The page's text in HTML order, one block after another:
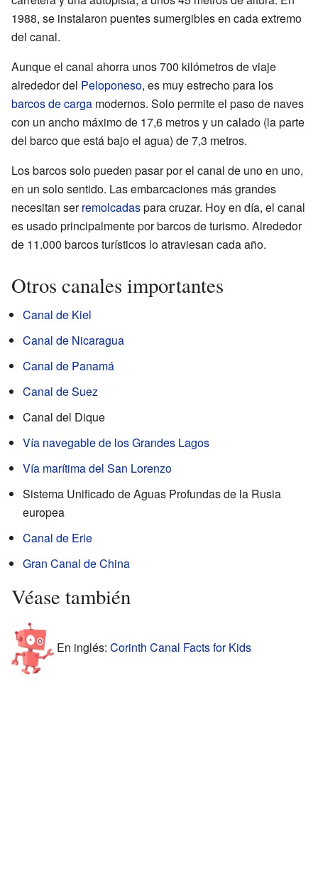
1988, se instalaron puentes sumergibles en cada extremo
del canal.
Aunque el canal ahorra unos 700 kilómetros de viaje
alrededor del Peloponeso, es muy estrecho para los
barcos de carga modernos. Solo permite el paso de naves
con un ancho máximo de 17,6 metros y un calado (la parte
del barco que está bajo el agua) de 7,3 metros.
Los barcos solo pueden pasar por el canal de uno en uno,
en un solo sentido. Las embarcaciones más grandes
necesitan serremolcadaspara cruzar. Hoy en día, el canal
es usado principalmente por barcos de turismo. Alrededor
de 11.000 barcos turísticos lo atraviesan cada año.
Otros canales importantes
Canal de Kiel
Canal de Nicaragua
Canal de Panamá
Canal de Suez
Canal del Dique
Vía navegable de los Grandes Lagos
Vía marítima del San Lorenzo
Sistema Unificado de Aguas Profundas de la Rusia
europea
Canal de Erie
Gran Canal de China
Véase también
En inglés: Corinth Canal Facts for Kids